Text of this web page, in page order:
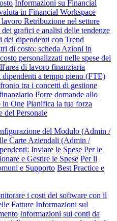
Informazioni su Financial
in Financial Workspace
lavoro Retribuzione nel settore
grafici e analisi delle tendenze
dipendenti con Trend
di costo: scheda Azioni in
personalizzati nelle spese dei
di lavoro finanziaria
a tempo pieno (FTE)
tra i concetti di gestione
Porre domande allo
in One Pianifica la tua forza
del Personale
del Modulo (Admin /
Carte Aziendali (Admin /
Inviare le Spese Per le
e Gestire le Spese Per il
e Supporto Best Practice e
i costi dei software con il
Fatture Informazioni sul
Informazioni sui conti da